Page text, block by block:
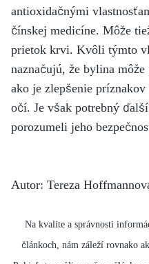
antioxidačnými
čínskej medicíne. Môže
prietok krvi. Kvôli týmto
naznačujú, že bylina
ako je zlepšenie
očí. Je však potrebný
porozumeli jeho
Autor: Tereza
Na kvalite a správnosti
článkoch, nám záleží rovnako